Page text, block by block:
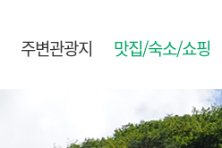
주변관광지 맛집/숙소/쇼핑